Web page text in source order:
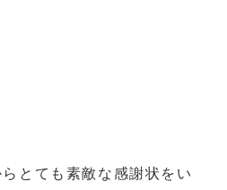
とても素敵な感謝状をい